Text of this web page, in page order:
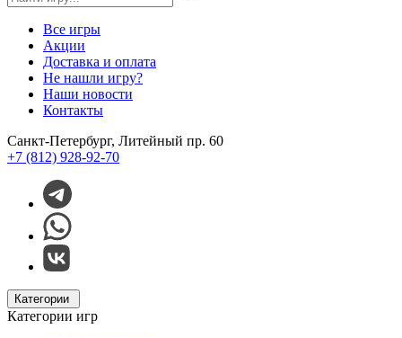
Все игры
Акции
Доставка и оплата
Не нашли игру?
Наши новости
Контакты
Санкт-Петербург, Литейный пр. 60
+7 (812) 928-92-70
Категории
Категории игр